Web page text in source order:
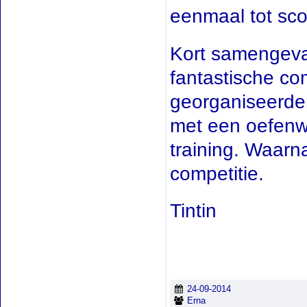
eenmaal tot
Kort
fantastische
met een
training.
competitie.
Tintin
24-09-2014
Erna